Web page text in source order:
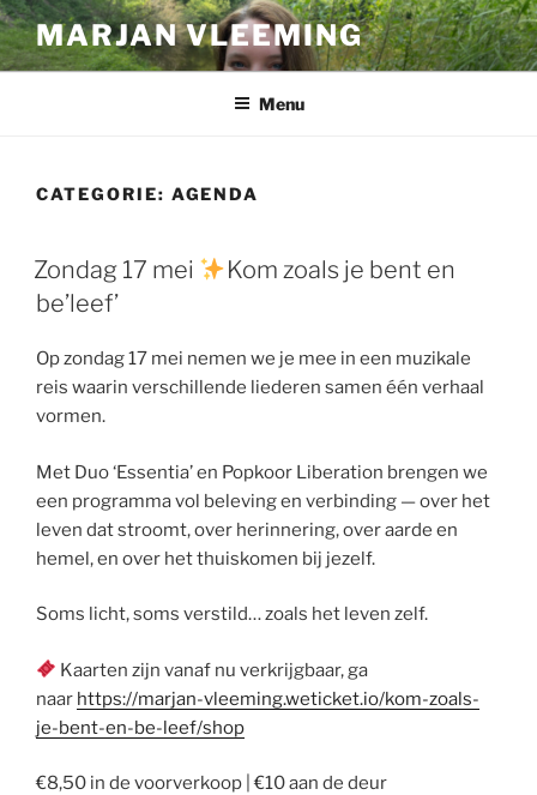
Ga
naar
de
MARJAN VLEEMING
Menu
CATEGORIE: AGENDA
Zondag 17 mei
Kom zoals je bent en
be’leef’
Op zondag 17 mei nemen we je mee in een muzikale
reis waarin verschillende liederen samen één verhaal
vormen.
Met Duo ‘Essentia’ en Popkoor Liberation brengen we
een programma vol beleving en verbinding — over het
leven dat stroomt, over herinnering, over aarde en
hemel, en over het thuiskomen bij jezelf.
Soms licht, soms verstild… zoals het leven zelf.
Kaarten zijn vanaf nu verkrijgbaar, ga
naar https://marjan-vleeming.weticket.io/kom-zoals-
je-bent-en-be-leef/shop
€8,50 in de voorverkoop | €10 aan de deur